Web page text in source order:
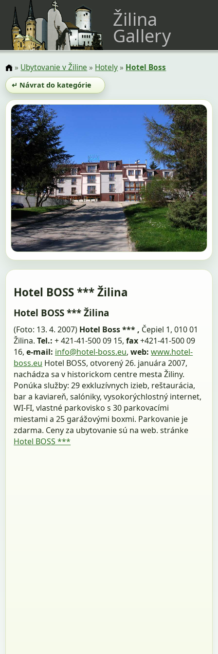
Žilina
Gallery
» Ubytovanie v Žiline » Hotely» Hotel Boss
↵ Návrat do kategórie
Hotel BOSS *** Žilina
Hotel BOSS *** Žilina
(Foto: 13. 4. 2007) Hotel Boss *** , Čepiel 1, 010 01
Žilina.Tel.:+ 421-41-500 09 15,fax+421-41-500 09
16,e-mail: info@hotel-boss.eu,web: www.hotel-
boss.eu Hotel BOSS, otvorený 26. januára 2007,
nachádza sa v historickom centre mesta Žiliny.
Ponúka služby: 29 exkluzívnych izieb, reštaurácia,
bar a kaviareň, salóniky, vysokorýchlostný internet,
WI-FI, vlastné parkovisko s 30 parkovacími
miestami a 25 garážovými boxmi. Parkovanie je
zdarma. Ceny za ubytovanie sú na web. stránke
Hotel BOSS ***